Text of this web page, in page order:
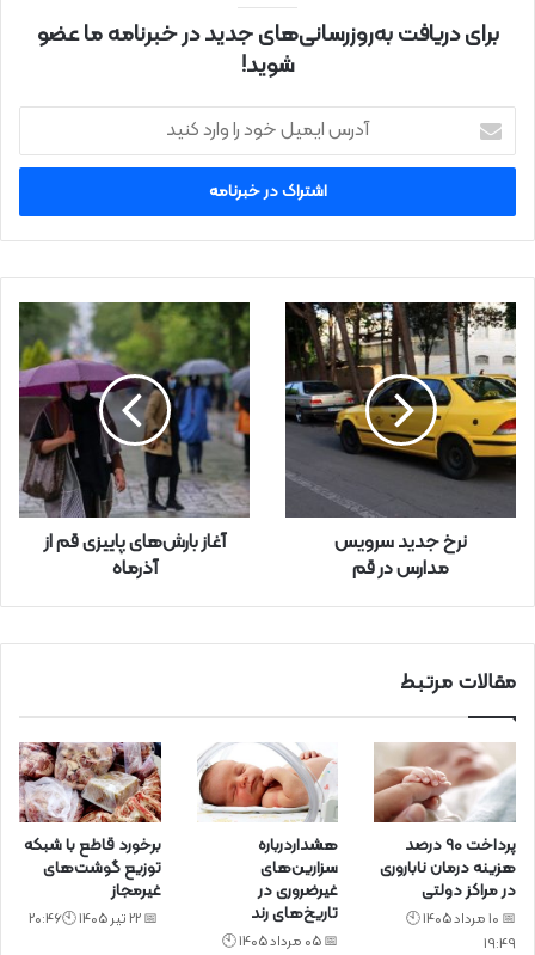
برای دریافت به‌روزرسانی‌های جدید در خبرنامه ما عضو
شوید!
ر
ا
ی
ل
خ
و
د
ر
ا
و
ر
د
نرخ جدید سرویس
مدارس در قم
آغاز بارش‌های پاییزی قم از
آذرماه
مقالات مرتبط
پرداخت ۹۰ درصد
هزینه درمان ناباروری
در مراکز دولتی
📅 10 مرداد 1405 🕙
19:49
هشداردرباره
سزارین‌های
غیرضروری در
تاریخ‌های رند
📅 05 مرداد 1405 🕙
برخورد قاطع با شبکه
توزیع گوشت‌های
غیرمجاز
📅 22 تیر 1405 🕙20:46